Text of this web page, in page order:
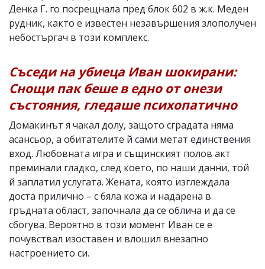
Денка Г. го посрещнала пред блок 602 в ж.к. Меден
рудник, както е известен незавършения злополучен
небостъргач в този комплекс.
Съседи на убиеца Иван шокирани:
Снощи пак беше в едно от онези
състояния, гледаше психопатично
Домакинът я чакал долу, защото сградата няма
асансьор, а обитателите й сами метат единствения
вход. Любовната игра и същинският полов акт
преминали гладко, след което, по наши данни, той
й заплатил услугата. Жената, която изглеждала
доста прилично – с бяла кожа и надарена в
гръдната област, започнала да се облича и да се
сбогува. Вероятно в този момент Иван се е
почувствал изоставен и влошил внезапно
настроението си.